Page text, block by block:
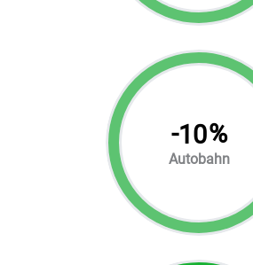
-10%
Autobahn